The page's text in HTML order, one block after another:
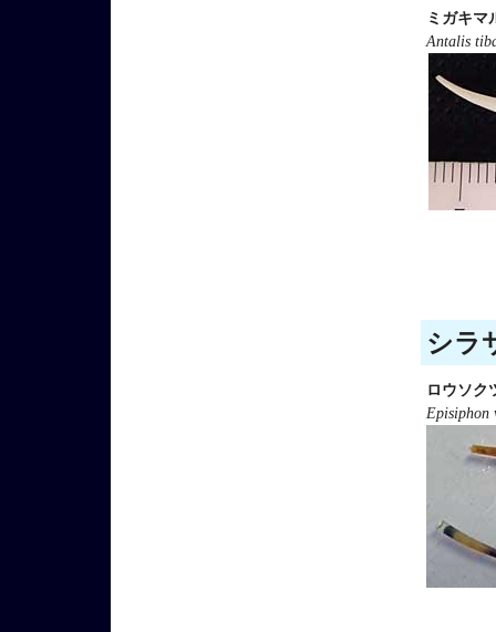
ミガキマ
Antalis
シラ
ロウソク
Episiphon